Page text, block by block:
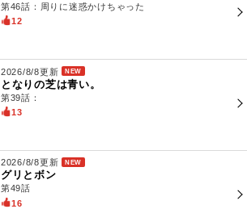
第46話：周りに迷惑かけちゃった
12
2026/8/8更新 NEW
となりの芝は青い。
第39話：
13
2026/8/8更新 NEW
グリとボン
第49話
16